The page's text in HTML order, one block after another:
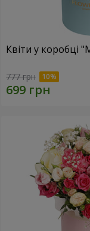
Квіти у коробці
777 грн